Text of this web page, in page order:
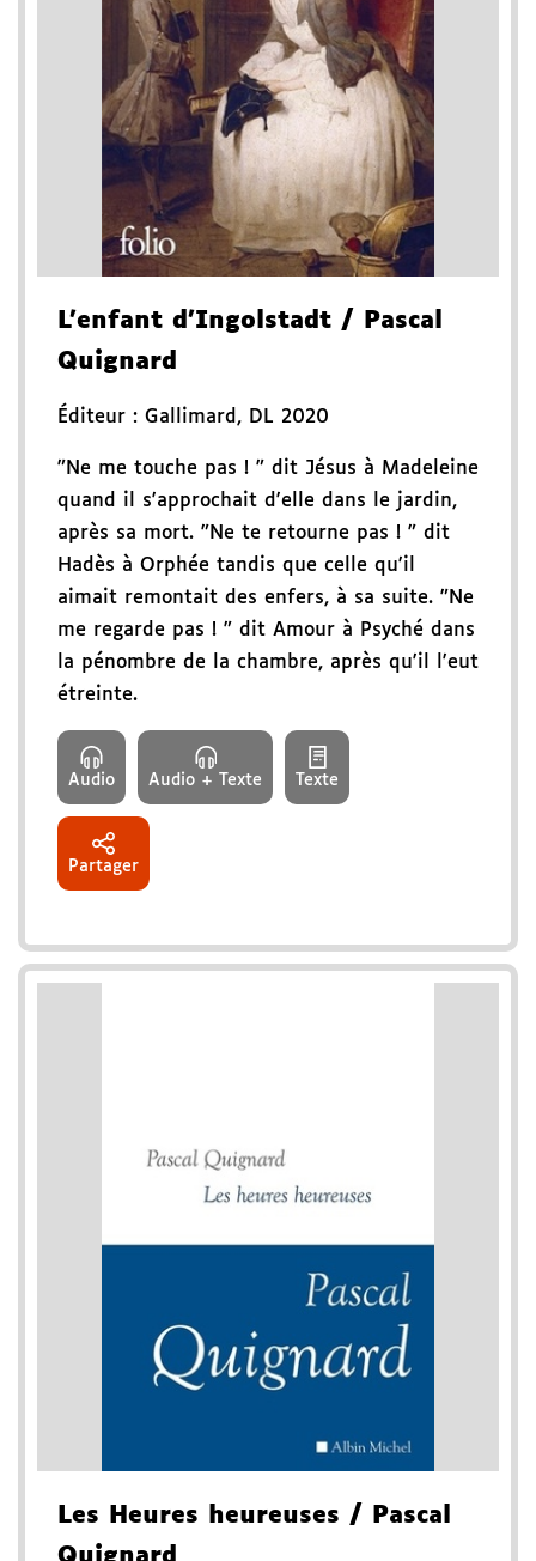
L'enfant d'Ingolstadt / Pascal
Quignard
Éditeur : Gallimard , DL 2020
"Ne me touche pas ! " dit Jésus à Madeleine
quand il s'approchait d'elle dans le jardin,
après sa mort. "Ne te retourne pas ! " dit
Hadès à Orphée tandis que celle qu'il
aimait remontait des enfers, à sa suite. "Ne
me regarde pas ! " dit Amour à Psyché dans
la pénombre de la chambre, après qu'il l'eut
étreinte.
Audio Audio + Texte Texte
Partager
Les Heures heureuses / Pascal